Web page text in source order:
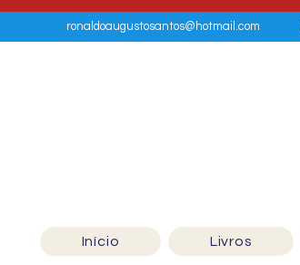
ronaldoaugustosantos@hotmail.com
Início Livros